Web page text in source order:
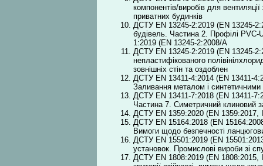
компонентів/виробів для
приватних будинків
ДСТУ EN 13245-2:2019 (EN 13245-
будівель. Частина 2. Профілі PVC-
1:2019 (EN 13245-2:2008/A
ДСТУ EN 13245-2:2019 (EN 13245-
непластифікованого
зовнішніх стін та оздоблен
ДСТУ EN 13411-4:2014 (EN 13411-
Заливання металом і
ДСТУ EN 13411-7:2018 (EN 13411-
Частина 7. Симетричний клиновий
ДСТУ EN 1359:2020 (EN 1359:2017,
ДСТУ EN 15164:2018 (EN
Вимоги щодо безпечності
ДСТУ EN 15501:2019 (EN
установок. Промислові вироби зі
ДСТУ EN 1808:2019 (EN 1808:2015,